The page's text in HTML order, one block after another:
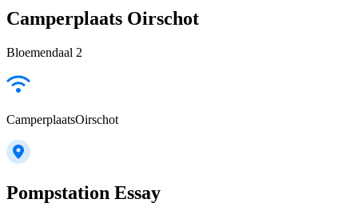
Camperplaats Oirschot
Bloemendaal 2
CamperplaatsOirschot
Pompstation Essay